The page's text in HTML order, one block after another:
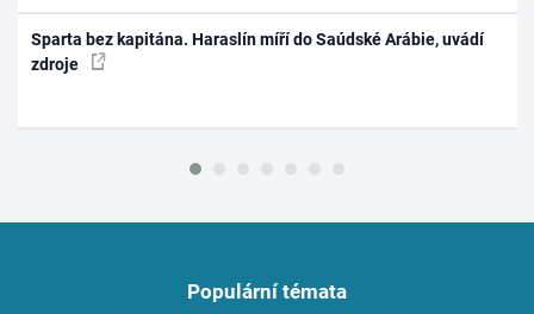
Sparta bez kapitána. Haraslín míří do Saúdské Arábie, uvádí
zdroje
Populární témata